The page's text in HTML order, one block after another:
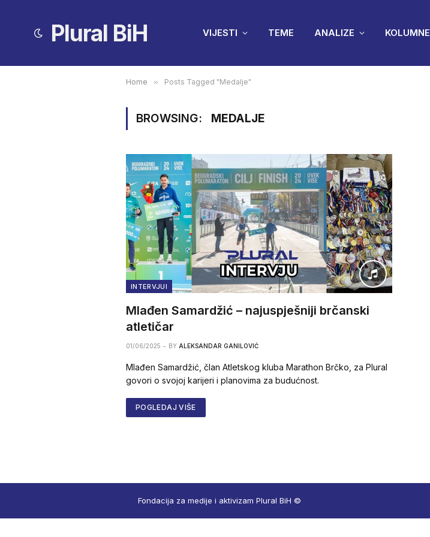
Plural BiH VIJESTI TEME ANALIZE KOLUMNE
Home » Posts Tagged "Medalje"
BROWSING: MEDALJE
INTERVJUI
Mlađen Samardžić – najuspješniji brčanski
atletičar
01/06/2025 BY ALEKSANDAR GANILOVIĆ
Mlađen Samardžić, član Atletskog kluba Marathon Brčko, za Plural
govori o svojoj karijeri i planovima za budućnost.
POGLEDAJ VIŠE
Fondacija za medije i aktivizam Plural BiH ©